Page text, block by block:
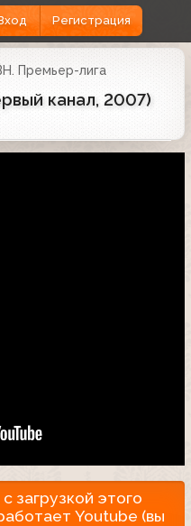
Регистрация
Премьер-лига
канал, 2007)
загрузкой этого
Youtube (вы